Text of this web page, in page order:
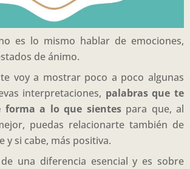
es lo mismo hablar de emociones,
de ánimo.
voy a mostrar poco a poco algunas
interpretaciones, palabras que te
forma a lo que sientespara que, al
puedas relacionarte también de
y si cabe, más positiva.
una diferencia esencial y es sobre